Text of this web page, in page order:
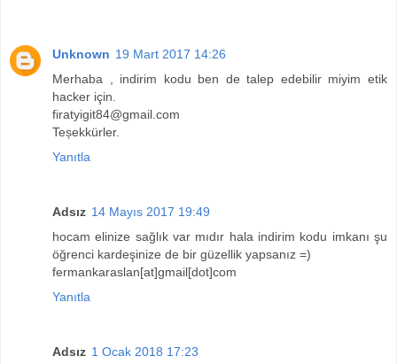
Unknown 19 Mart 2017 14:26
Merhaba , indirim kodu ben de talep edebilir miyim etik
hacker için.
firatyigit84@gmail.com
Teșekkürler.
Yanıtla
Adsız 14 Mayıs 2017 19:49
hocam elinize sağlık var mıdır hala indirim kodu imkanı şu
öğrenci kardeşinize de bir güzellik yapsanız =)
fermankaraslan[at]gmail[dot]com
Yanıtla
Adsız 1 Ocak 2018 17:23